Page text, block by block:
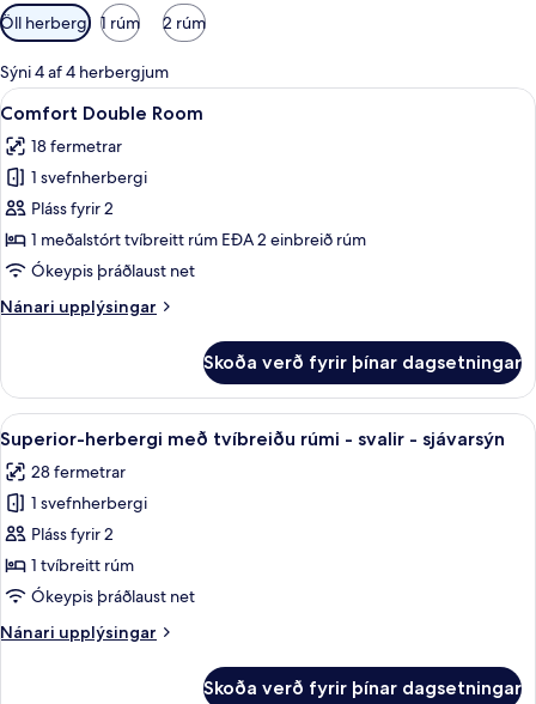
Síur
í
boði
fyrir
herbergi
Öll herbergi 1 rúm 2 rúm
Sýni 4 af 4 herbergjum
Skoða
allar
myndir
fyrir
Comfort
Double
Room
Comfort Double Room |
3
Comfort Double Room
18 fermetrar
1 svefnherbergi
Pláss fyrir 2
1 meðalstórt tvíbreitt rúm EÐA 2 einbreið rúm
Ókeypis þráðlaust net
Nánari upplýsingar
Nánari
Double
Room
Skoða verð fyrir þínar dagsetningar
Skoða
allar
myndir
fyrir
Superior-
herbergi
með
rúmi
Superior-herbergi með tvíbreiðu
5
Superior-herbergi með tvíbreiðu rúmi - svalir - sjávarsýn
28 fermetrar
1 svefnherbergi
Pláss fyrir 2
1 tvíbreitt rúm
Ókeypis þráðlaust net
Nánari upplýsingar
Nánari
Skoða verð fyrir þínar dagsetningar